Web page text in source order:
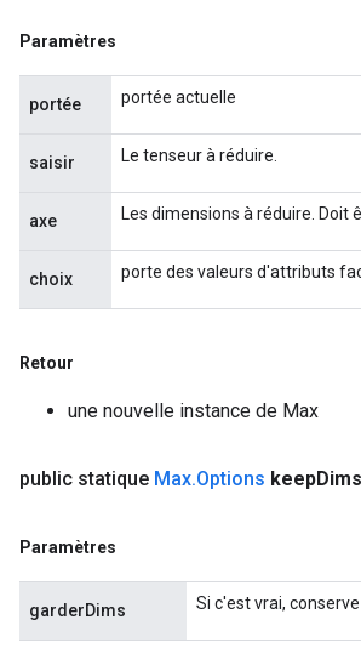
Paramètres
portée portée actuelle
saisir Le tenseur à réduire.
axe Les dimensions à réduire. Doit
choix porte des valeurs d'attributs
Retour
une nouvelle instance de Max
public statique Max.Options keepDims
Paramètres
garderDims Si c'est vrai,